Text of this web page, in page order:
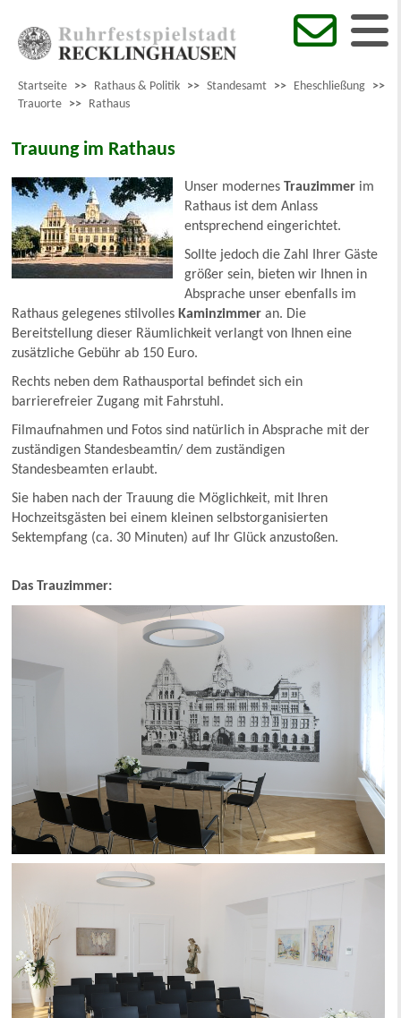
Startseite >> Rathaus & Politik >> Standesamt >> Eheschließung >>
Trauorte >> Rathaus
Trauung im Rathaus
Unser modernesTrauzimmer im
Rathaus ist dem Anlass
entsprechend eingerichtet.
Sollte jedoch die Zahl Ihrer Gäste
größer sein, bieten wir Ihnen in
Absprache unser ebenfalls im
Rathaus gelegenes stilvolles Kaminzimmer an. Die
Bereitstellung dieser Räumlichkeit verlangt von Ihnen eine
zusätzliche Gebühr ab 150 Euro.
Rechts neben dem Rathausportal befindet sich ein
barrierefreier Zugang mit Fahrstuhl.
Filmaufnahmen und Fotos sind natürlich in Absprache mit der
zuständigen Standesbeamtin/ dem zuständigen
Standesbeamten erlaubt.
Sie haben nach der Trauung die Möglichkeit, mit Ihren
Hochzeitsgästen bei einem kleinen selbstorganisierten
Sektempfang (ca. 30 Minuten) auf Ihr Glück anzustoßen.
Das Trauzimmer: